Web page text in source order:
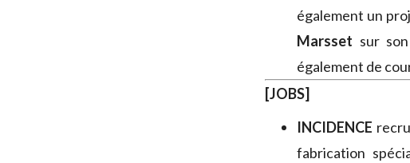
également un
Marsset sur
également de
[JOBS]
INCIDENCE
fabrication